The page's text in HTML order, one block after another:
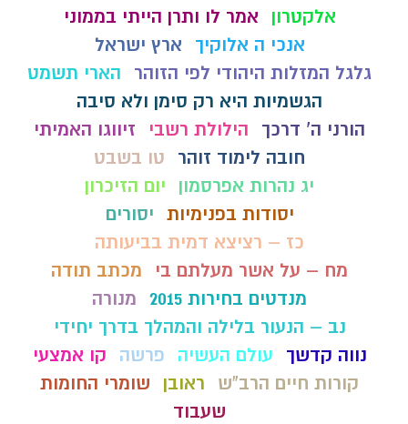
אלקטרון
אמר לו ותרן הייתי בממוני
אנכי ה אלוקיך
ארץ ישראל
גלגל המזלות היהודי לפי הזוהר
הארי תשמט
הגשמיות היא רק סימן ולא סיבה
הורני ה' דרכך
הילולת רשבי
זיווגו האמיתי
חובה לימוד זוהר
טו בשבט
יג נהרות אפרסמון
יום הזיכרון
יסודות בפנימיות יסורים
כז – רציצא דמית בביעותה
מח – על אשר מעלתם בי
מכתב תודה
מנדטים בחירות 2015
מנורה
נב – הנעור בלילה והמהלך בדרך יחידי
נווה קדשך
עולם העשיה פרשה
קו אמצעי
קורות חיים הרב"ש
ראובן
שומרי החומות
שעבוד